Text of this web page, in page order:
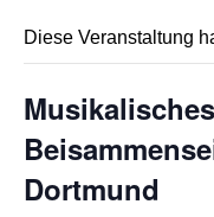
Diese Veranstaltung
Dortmund